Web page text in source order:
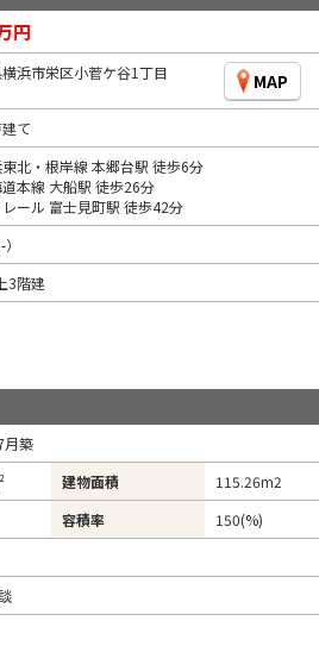
円
浜市栄区小菅ケ谷1丁目 MAP
て
東北・根岸線 本郷台駅 徒歩6分
道本線 大船駅 徒歩26分
ール 富士見町駅 徒歩42分
3階建
月築
建物面積 115.26m2
容積率
150(%)